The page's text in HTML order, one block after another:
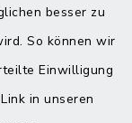
besser zu
So können wir
Einwilligung
in unseren